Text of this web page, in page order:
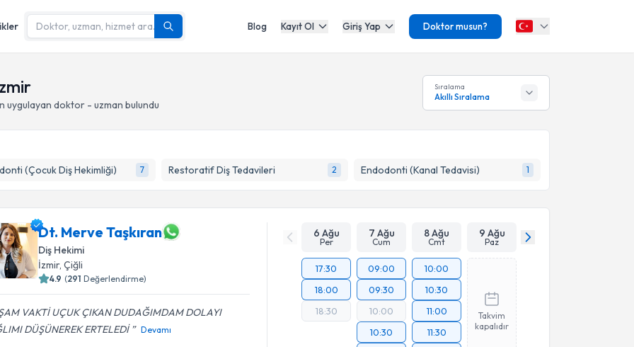
Blog Kayıt Ol Giriş Yap Doktor musun?
uygulayan doktor - uzman bulundu
Sıralama
Akıllı Sıralama
(Çocuk Diş Hekimliği) 7 Restoratif Diş Tedavileri 2 Endodonti (Kanal Tedavisi) 1
Dt. Merve Taşkıran
Diş Hekimi
İzmir, Çiğli
4.9 (291 Değerlendirme)
VAKTİ UÇUK ÇIKAN DUDAĞIMDAM DOLAYI
DÜŞÜNEREK ERTELEDİ
Devamı
6 Ağu
Per
7 Ağu
Cum
8 Ağu
Cmt
9 Ağu
Paz
17:30
18:00
18:30
09:00
09:30
10:00
10:30
10:00
10:30
11:00
11:30
Takvim
kapalıdır